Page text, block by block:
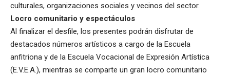
culturales, organizaciones sociales y vecinos del sector.
Locro comunitario y espectáculos
Al finalizar el desfile, los presentes podrán disfrutar de
destacados números artísticos a cargo de la Escuela
anfitriona y de la Escuela Vocacional de Expresión Artística
(E.V.E.A.), mientras se comparte un gran locro comunitario